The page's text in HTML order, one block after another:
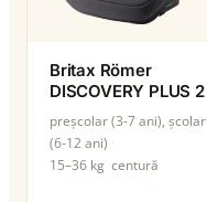
Britax Römer
DISCOVERY PLUS 2
preșcolar (3-7 ani), școlar
(6-12 ani)
15–36 kg centură